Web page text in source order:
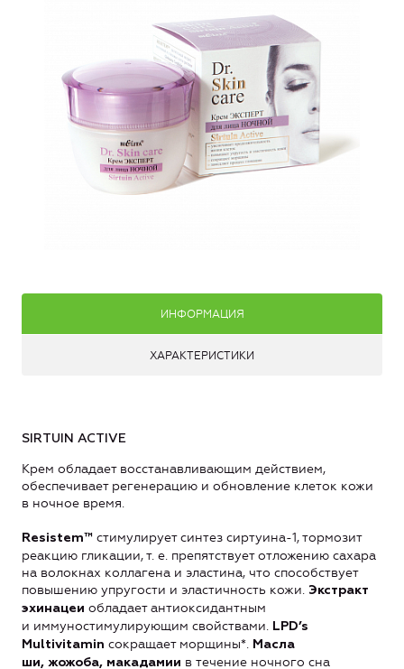
ИНФОРМАЦИЯ
ХАРАКТЕРИСТИКИ
SIRTUIN ACTIVE
Крем обладает восстанавливающим действием,
обеспечивает регенерацию и обновление клеток кожи
в ночное время.
Resistem™ стимулирует синтез сиртуина-1, тормозит
реакцию гликации, т. е. препятствует отложению сахара
на волокнах коллагена и эластина, что способствует
повышению упругости и эластичность кожи. Экстракт
эхинацеи обладает антиоксидантным
и иммуностимулирующим свойствами. LPD’s
Multivitamin сокращает морщины*. Масла
ши, жожоба, макадамии в течение ночного сна